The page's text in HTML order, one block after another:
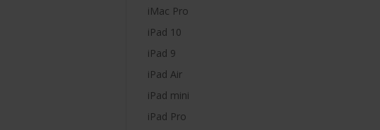
iMac Pro
iPad 10
iPad 9
iPad Air
iPad mini
iPad Pro